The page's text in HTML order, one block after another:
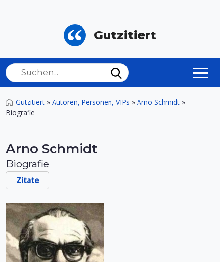
Gutzitiert
Gutzitiert » Autoren, Personen, VIPs » Arno Schmidt »
Biografie
Arno Schmidt
Biografie
Zitate